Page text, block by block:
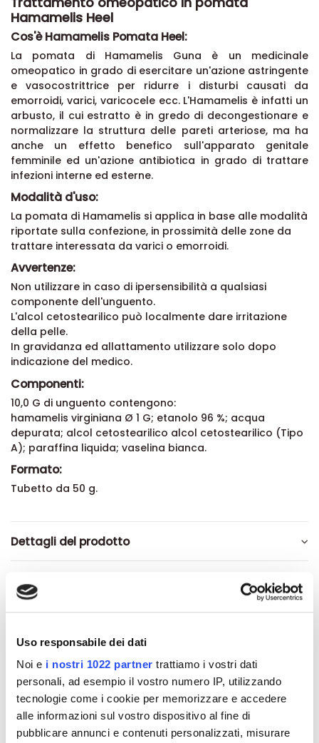
Uso responsabile dei dati
Noi e i nostri 1022 partner trattiamo i vostri dati
personali, ad esempio il vostro numero IP, utilizzando
tecnologie come i cookie per memorizzare e accedere
alle informazioni sul vostro dispositivo al fine di
pubblicare annunci e contenuti personalizzati, misurare
Hamamelis Heel
Cos'è Hamamelis Pomata Heel:
La pomata di Hamamelis Guna è un medicinale
omeopatico in grado di esercitare un'azione astringente
e vasocostrittrice per ridurre i disturbi causati da
emorroidi, varici, varicocele ecc. L'Hamamelis è infatti un
arbusto, il cui estratto è in gredo di decongestionare e
normalizzare la struttura delle pareti arteriose, ma ha
anche un effetto benefico sull'apparato genitale
femminile ed un'azione antibiotica in grado di trattare
infezioni interne ed esterne.
Modalità d'uso:
La pomata di Hamamelis si applica in base alle modalità
riportate sulla confezione, in prossimità delle zone da
trattare interessata da varici o emorroidi.
Avvertenze:
Non utilizzare in caso di ipersensibilità a qualsiasi
componente dell'unguento.
L'alcol cetostearilico può localmente dare irritazione
della pelle.
In gravidanza ed allattamento utilizzare solo dopo
indicazione del medico.
Componenti:
10,0 G di unguento contengono:
hamamelis virginiana Ø 1 G; etanolo 96 %; acqua
depurata; alcol cetostearilico alcol cetostearilico (Tipo
A); paraffina liquida; vaselina bianca.
Formato:
Tubetto da 50 g.
Dettagli del prodotto
Recensioni
Altri prodotti che potrebbero
interessarti
-42%